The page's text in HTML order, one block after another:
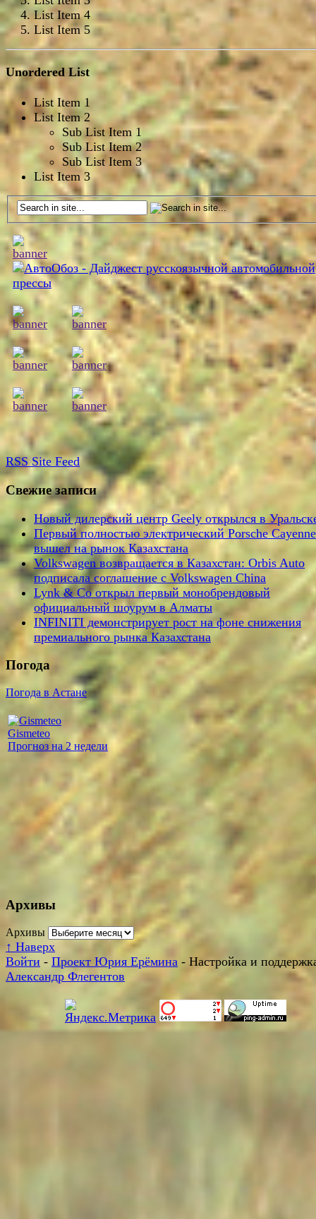
List Item 4
List Item 5
Unordered List
List Item 1
List Item 2
Sub List Item 1
Sub List Item 2
Sub List Item 3
List Item 3
RSS Site Feed
Свежие записи
Новый дилерский центр Geely открылся в
Первый полностью электрический Porsche Cayenne
вышел на рынок Казахстана
Volkswagen возвращается в Казахстан: Orbis Auto
подписала соглашение с Volkswagen China
Lynk & Co открыл первый монобрендовый
официальный шоурум в Алматы
INFINITI демонстрирует рост на фоне снижения
премиального рынка Казахстана
Погода
Погода в Астане
Gismeteo
Прогноз на 2 недели
Архивы
Архивы
↑ Наверх
Войти - Проект Юрия Ерёмина - Настройка и
Александр Флегентов